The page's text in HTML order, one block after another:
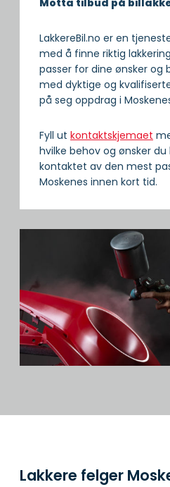
Motta tilbud på
LakkereBil.no er en
med å finne riktig
passer for dine ønsker og
med dyktige og
på seg oppdrag i
Fyll ut kontaktskjemaet
hvilke behov og ønsker du
kontaktet av den mest
Moskenes innen kort tid.
Lakkere felger